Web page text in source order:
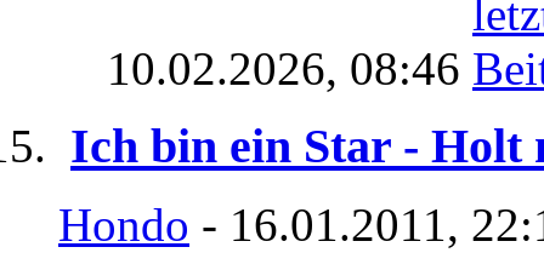
10.02.2026, 08:46
Ich bin ein Star - Holt
Hondo - 16.01.2011,